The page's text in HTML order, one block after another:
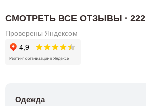
СМОТРЕТЬ ВСЕ ОТЗЫВЫ · 222
Проверены Яндексом
Одежда